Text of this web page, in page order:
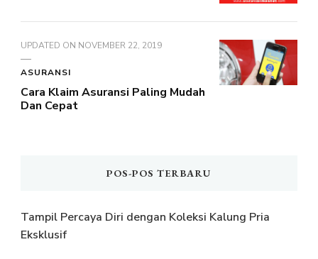
UPDATED ON NOVEMBER 22, 2019
ASURANSI
Cara Klaim Asuransi Paling Mudah
Dan Cepat
POS-POS TERBARU
Tampil Percaya Diri dengan Koleksi Kalung Pria
Eksklusif